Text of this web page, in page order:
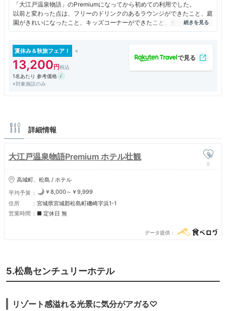
「大江戸温泉物語」のPremiumになってから初めての利用でした。
以前と変わった点は、フリーのドリンクのあるラウンジができたこと、庭
園がきれいになったこと、キッズコーナーができたこと、食事の種類が豊
富になったことです。
無く、物足りない感じでした。
以前は「空き地」だったのが「庭園」といえる形に整っていました。
キッズコーナーは広く、子どもが喜ぶと思います。
食事のバイキングは種類豊富で、一日で全部を食べることは不可能でし
た。２日に分けてほとんどのメニューをいただきました。セルフの焼き物
夏休み＆秋旅フェア！
13,200
1名あたり 参考価格
※対象施設のみ
詳細情報
大江戸温泉物語Premium ホテル壮観
0
高城町、松島 / ホテル
平均予算
￥8,000～￥9,999
住所
宮城県宮城郡松島町磯崎字浜1-1
営業時間
■ 定休日 無
データ提供
5.松島センチュリーホテル
リゾート感溢れる光景に気分がアガる♡